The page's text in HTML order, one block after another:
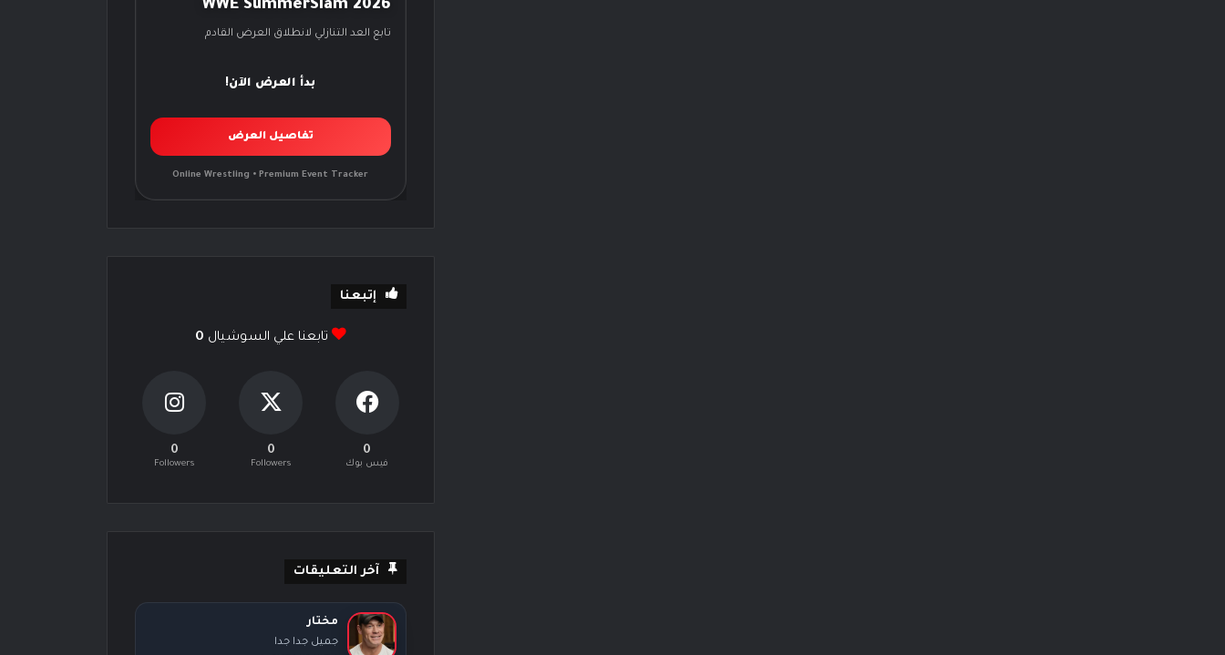
WWE SummerSlam 2026
تابع العد التنازلي لانطلاق العرض القادم
بدأ العرض الآن!
تفاصيل العرض
Online Wrestling • Premium Event Tracker
إتبعنا
تابعنا علي السوشيال 0
0
فيس بوك
0
Followers
0
Followers
آخر التعليقات
مختار
جميل جدا جدا